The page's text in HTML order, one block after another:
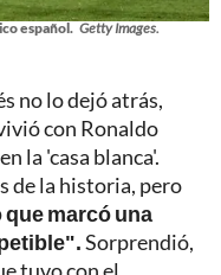
español. Getty Images.
no lo dejó atrás,
con Ronaldo
la 'casa blanca'.
de la historia, pero
marcó una
Sorprendió,